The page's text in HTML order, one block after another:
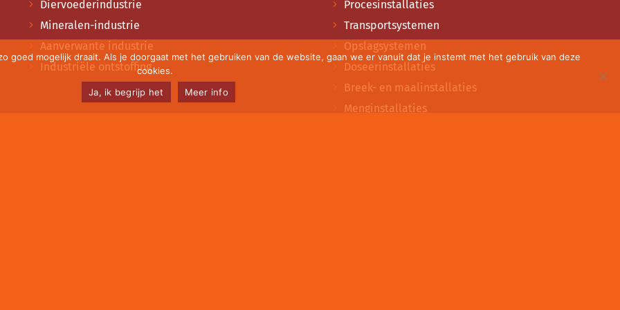
Diervoederindustrie
Mineralen-industrie
Aanverwante industrie
Industriële ontstoffing
Procesinstallaties
Transportsystemen
Opslagsystemen
Doseerinstallaties
Breek- en maalinstallaties
Menginstallaties
goed mogelijk draait. Als je doorgaat met het gebruiken van de website, gaan we er vanuit dat je instemt met het gebruik van deze
cookies.
Ja, ik begrijp het
Meer info